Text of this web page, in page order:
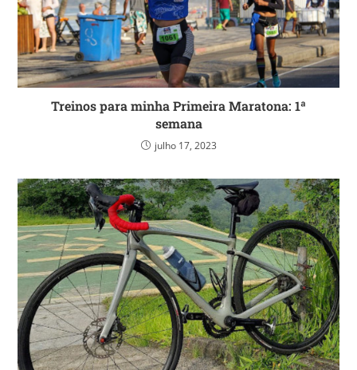
Treinos para minha Primeira Maratona: 1ª
semana
julho 17, 2023